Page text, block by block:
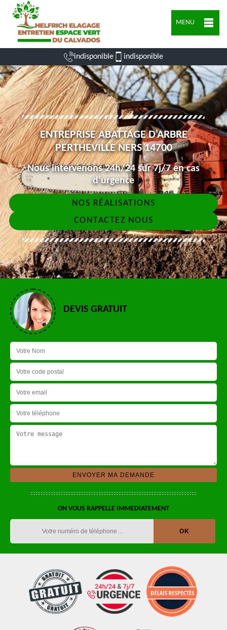
MENU
indisponible indisponible
ENTREPRISE ABATTAGE D'ARBRE
PERTHEVILLE NERS 14700
Nous intervenons 24h/24 sur 7j/7 en cas
d'urgence
NOS RÉALISATIONS
CONTACTEZ NOUS
DEVIS GRATUIT
ON VOUS RAPPELLE IMMEDIATEMENT